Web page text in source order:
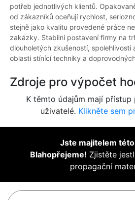
potřeb jednotlivých klientů.
od zákazníků oceňují rychlost,
stejně jako kvalitu provedené práce
zakázky. Stabilní postavení firmy na
dlouholetých zkušeností, spolehlivosti
oblasti stínící techniky a
Zdroje pro výpočet
K těmto údajům mají přístup
uživatelé. Klikněte sem
Jste majitelem
Blahopřejeme! Zjistěte
propagační